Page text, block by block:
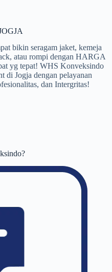
bikin seragam jaket, kemeja
atau rompi dengan HARGA
yg tepat! WHS Konveksindo
di Jogja dengan pelayanan
dan Intergritas!